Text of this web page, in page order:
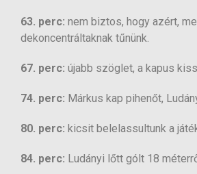
63. perc: nem biztos, hogy azért,
dekoncentráltaknak tűnünk.
67. perc: újabb szöglet, a kapus
74. perc: Márkus kap pihenőt,
80. perc: kicsit belelassultunk a
84. perc: Ludányi lőtt gólt 18